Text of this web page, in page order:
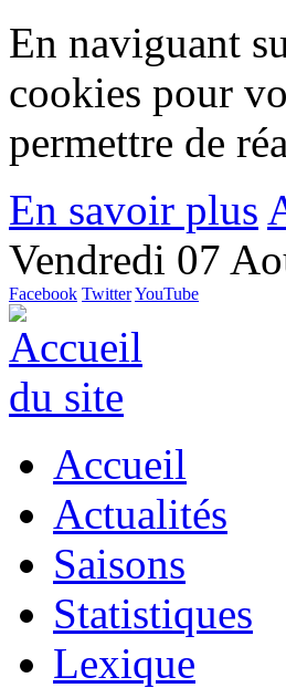
En naviguant
cookies pour
permettre de
En savoir plus
Vendredi 07
Facebook TwitterYouTube
Accueil
Actualités
Saisons
Statistiques
Lexique